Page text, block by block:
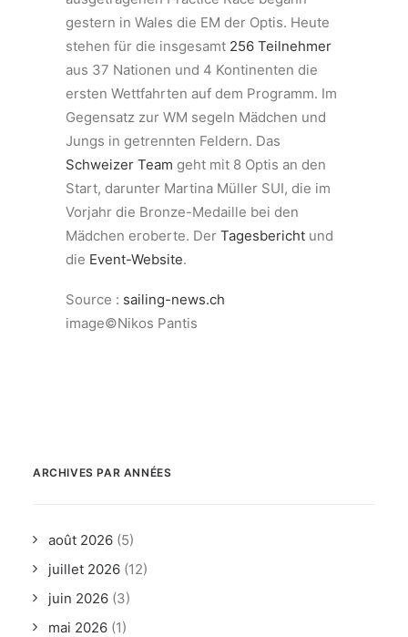
gestern in Wales die EM der Optis. Heute
stehen für die insgesamt 256 Teilnehmer
aus 37 Nationen und 4 Kontinenten die
ersten Wettfahrten auf dem Programm. Im
Gegensatz zur WM segeln Mädchen und
Jungs in getrennten Feldern. Das
Schweizer Team geht mit 8 Optis an den
Start, darunter Martina Müller SUI, die im
Vorjahr die Bronze-Medaille bei den
Mädchen eroberte. Der Tagesbericht und
die Event-Website.
Source : sailing-news.ch
image©Nikos Pantis
ARCHIVES PAR ANNÉES
août 2026 (5)
juillet 2026 (12)
juin 2026 (3)
mai 2026 (1)